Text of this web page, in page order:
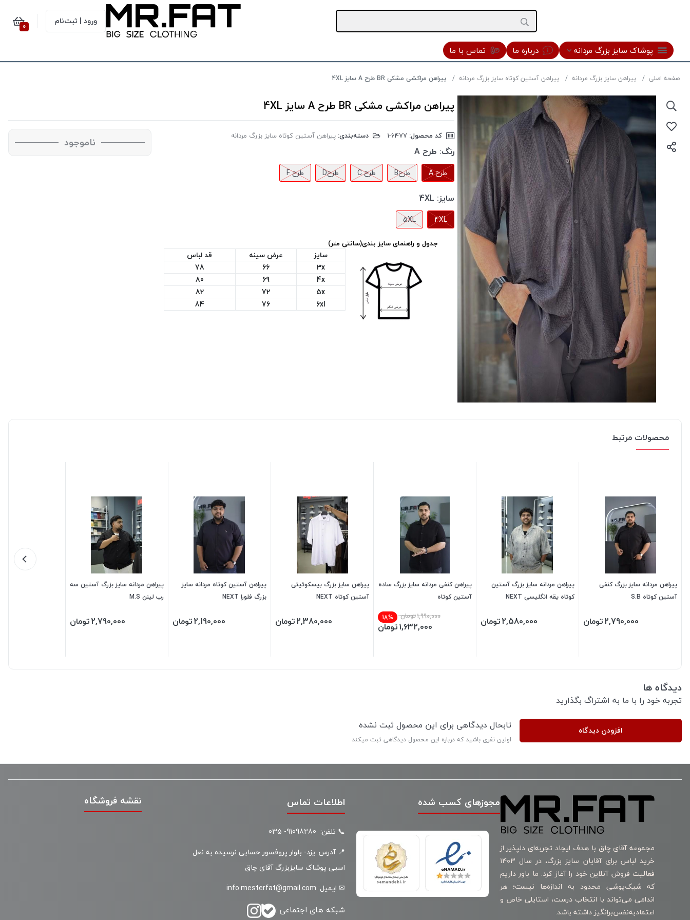
ورود | ثبت‌نام 0
پوشاک سایز بزرگ مردانه درباره ما تماس با ما
صفحه اصلی پیراهن سایز بزرگ مردانه پیراهن آستین کوتاه سایز بزرگ مردانه پیراهن مراکشی مشکی BR طرح A سایز 4XL
پیراهن مراکشی مشکی BR طرح A سایز 4XL
کد محصول: دسته‌بندی: پیراهن آستین کوتاه سایز بزرگ مردانه
رنگ: طرح A
طرح A طرحB طرح C طرحD طرح F
سایز: 4XL
4XL
5XL
جدول و راهنمای سایز بندی(سانتی متر)
سایز عرض سینه
قد لباس
3x
66
78
4x
69
80
5x
72
82
6xl
76
84
ناموجود
محصولات مرتبط
پیراهن مردانه سایز بزرگ کنفی
آستین کوتاه S.B
2,790,000تومان
پیراهن مردانه سایز بزرگ آستین
کوتاه یقه انگلیسی NEXT
2,580,000تومان
پیراهن کنفی مردانه سایز بزرگ ساده
آستین کوتاه
1,990,000تومان 18%
1,632,000تومان
پیراهن سایز بزرگ بیسکوئیتی
آستین کوتاه NEXT
2,380,000تومان
پیراهن آستین کوتاه مردانه سایز
بزرگ فلورا NEXT
2,190,000تومان
پیراهن مردانه سایز بزرگ آستین سه
رب لینن M.S
2,790,000تومان
دیدگاه ها
تجربه خود را با ما به اشتراگ بگذارید
افزودن دیدگاه تابحال دیدگاهی برای این محصول ثبت نشده
اولین نفری باشید که درباره این محصول دیدگاهی ثبت میکند
مجموعه آقای چاق با هدف ایجاد تجربه‌ای دلپذیر از
خرید لباس برای آقایان سایز بزرگ، در سال ۱۴۰۳
فعالیت فروش آنلاین خود را آغاز کرد. ما باور داریم
که شیک‌پوشی محدود به اندازه‌ها نیست؛ هر
اندامی می‌تواند با انتخاب درست، استایلی خاص و
اعتمادبه‌نفس‌برانگیز داشته باشد.
مجوزهای کسب شده اطلاعات تماس
📞 تلفن: 91098280- 035
📍 آدرس: یزد- بلوار پروفسور حسابی نرسیده به نعل
اسبی پوشاک سایزبزرگ آقای چاق
✉ ایمیل: info.mesterfat@gmail.com
شبکه های اجتماعی :
نقشه فروشگاه